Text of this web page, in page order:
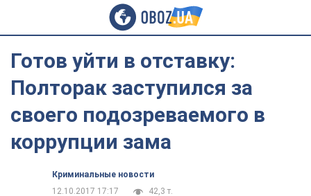
Готов уйти в отставку:
Полторак заступился за
своего подозреваемого в
коррупции зама
Криминальные новости
12.10.2017 17:17
42,3 т.